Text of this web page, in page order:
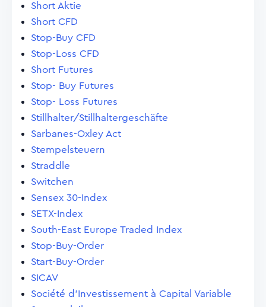
Short Aktie
Short CFD
Stop-Buy CFD
Stop-Loss CFD
Short Futures
Stop- Buy Futures
Stop- Loss Futures
Stillhalter/Stillhaltergeschäfte
Sarbanes-Oxley Act
Stempelsteuern
Straddle
Switchen
Sensex 30-Index
SETX-Index
South-East Europe Traded Index
Stop-Buy-Order
Start-Buy-Order
SICAV
Société d'Investissement à Capital Variable